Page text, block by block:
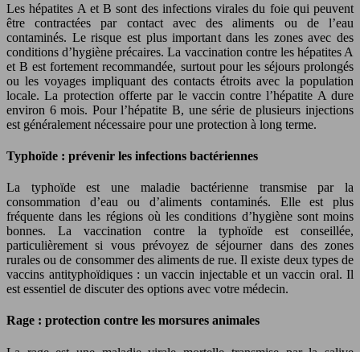
Les hépatites A et B sont des infections virales du foie qui peuvent
être contractées par contact avec des aliments ou de l’eau
contaminés. Le risque est plus important dans les zones avec des
conditions d’hygiène précaires. La vaccination contre les hépatites A
et B est fortement recommandée, surtout pour les séjours prolongés
ou les voyages impliquant des contacts étroits avec la population
locale. La protection offerte par le vaccin contre l’hépatite A dure
environ 6 mois. Pour l’hépatite B, une série de plusieurs injections
est généralement nécessaire pour une protection à long terme.
Typhoïde : prévenir les infections bactériennes
La typhoïde est une maladie bactérienne transmise par la
consommation d’eau ou d’aliments contaminés. Elle est plus
fréquente dans les régions où les conditions d’hygiène sont moins
bonnes. La vaccination contre la typhoïde est conseillée,
particulièrement si vous prévoyez de séjourner dans des zones
rurales ou de consommer des aliments de rue. Il existe deux types de
vaccins antityphoïdiques : un vaccin injectable et un vaccin oral. Il
est essentiel de discuter des options avec votre médecin.
Rage : protection contre les morsures animales